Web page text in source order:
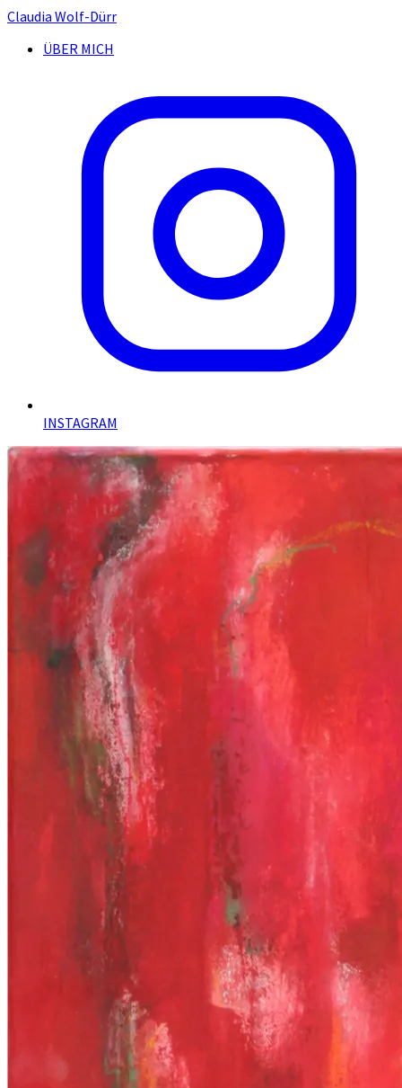
Claudia Wolf-Dürr
ÜBER MICH
INSTAGRAM